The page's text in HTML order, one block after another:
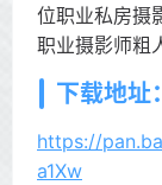
位职业私房摄
职业摄影师粗
下载地址：
https://
a1Xw